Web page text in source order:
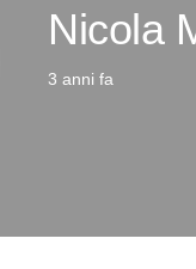
Nicola
3 anni fa